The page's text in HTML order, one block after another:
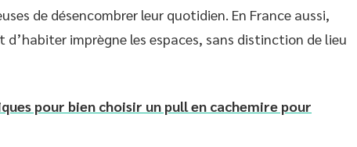
de désencombrer leur quotidien. En France aussi,
imprègne les espaces, sans distinction de lieu
pour bien choisir un pull en cachemire pour